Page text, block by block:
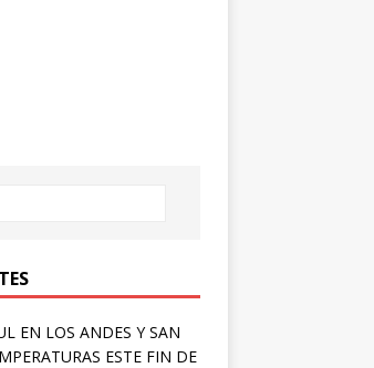
EN LOS ANDES Y SAN
ESTE FIN DE